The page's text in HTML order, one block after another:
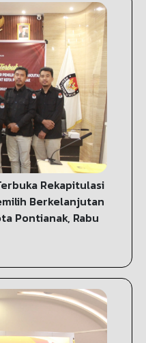
Rekapitulasi
Berkelanjutan
Pontianak, Rabu